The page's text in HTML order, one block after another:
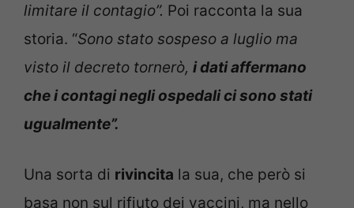
limitare il contagio”. Poi racconta la sua
storia. “Sono stato sospeso a luglio ma
visto il decreto tornerò, i dati affermano
che i contagi negli ospedali ci sono stati
ugualmente”.
Una sorta di rivincita la sua, che però si
basa non sul rifiuto dei vaccini, ma nello